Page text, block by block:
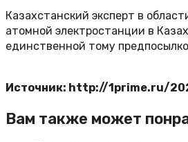
Казахстанский эксперт в
атомной электростанции в
единственной тому
Источник: http://1prime.ru/
Вам также может